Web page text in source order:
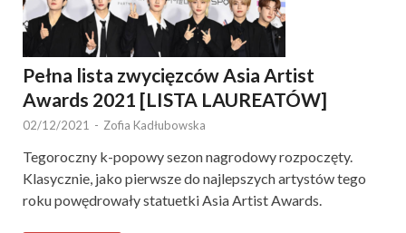
Pełna lista zwycięzców Asia Artist
Awards 2021 [LISTA LAUREATÓW]
02/12/2021 - Zofia Kadłubowska
Tegoroczny k-popowy sezon nagrodowy rozpoczęty.
Klasycznie, jako pierwsze do najlepszych artystów tego
roku powędrowały statuetki Asia Artist Awards.